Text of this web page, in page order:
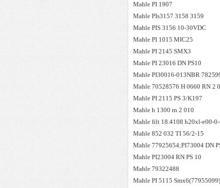
Mahle PI 1907
Mahle PIs3157 3158 3159
Mahle PIS 3156 10-30VDC
Mahle PI 1015 MIC25
Mahle PI 2145 SMX3
Mahle PI 23016 DN PS10
Mahle PI30016-013NBR
Mahle 70528576 H 0660 RN 2
Mahle PI 2115 PS 3/K197
Mahle h 1300 rn 2 010
Mahle filt 18.4108 h20xl-e00-
Mahle 852 032 TI 56/2-15
Mahle 77925654;PI73004 DN
Mahle PI23004 RN PS 10
Mahle 79322488
Mahle PI 5115 Smx6(77955099)